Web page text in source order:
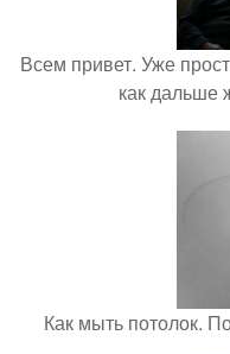
Всем привет. Уже
как дальше
Как мыть потолок.